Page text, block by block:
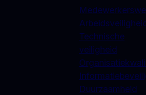
Technische
veiligheid
Duurzaamheid